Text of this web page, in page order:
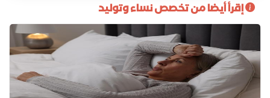
إقرأ أيضا من تخصص نساء وتوليد